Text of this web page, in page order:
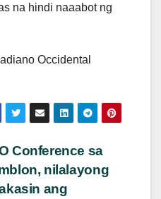
na hindi naaabot ng
Occidental
Conference sa
nilalayong
ang